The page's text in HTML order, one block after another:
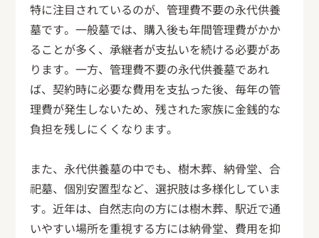
特に注目されているのが、管理費不要の永代供養
墓です。一般墓では、購入後も年間管理費がかか
ることが多く、承継者が支払いを続ける必要があ
ります。一方、管理費不要の永代供養墓であれ
ば、契約時に必要な費用を支払った後、毎年の管
理費が発生しないため、残された家族に金銭的な
負担を残しにくくなります。
また、永代供養墓の中でも、樹木葬、納骨堂、合
祀墓、個別安置型など、選択肢は多様化していま
す。近年は、自然志向の方には樹木葬、駅近で通
いやすい場所を重視する方には納骨堂、費用を抑